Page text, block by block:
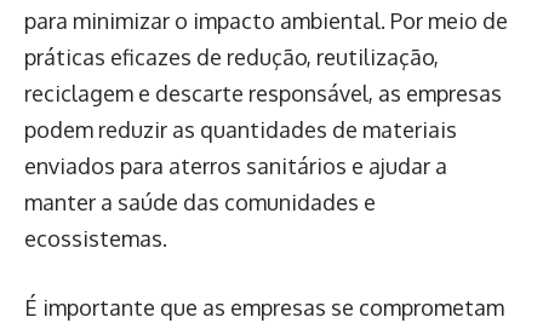
para minimizar o impacto ambiental. Por meio de
práticas eficazes de redução, reutilização,
reciclagem e descarte responsável, as empresas
podem reduzir as quantidades de materiais
enviados para aterros sanitários e ajudar a
manter a saúde das comunidades e
ecossistemas.
É importante que as empresas se comprometam